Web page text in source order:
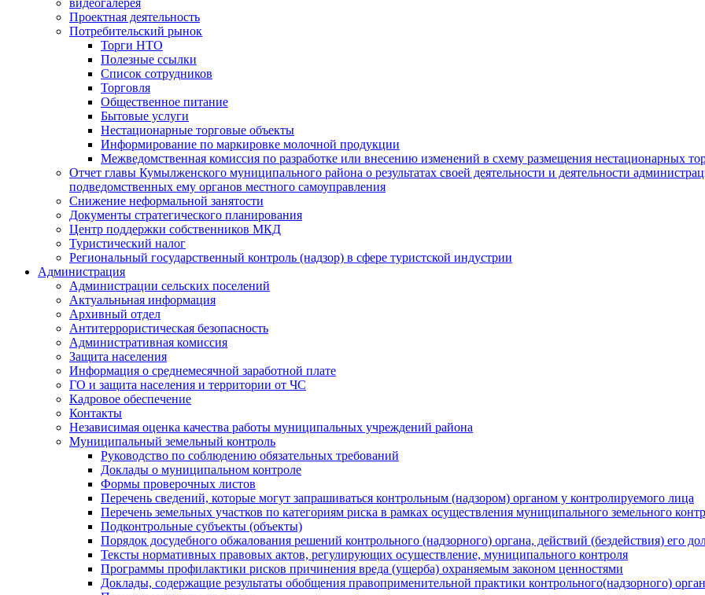
видеогалерея
Проектная деятельность
Потребительский рынок
Торги НТО
Полезные ссылки
Список сотрудников
Торговля
Общественное питание
Бытовые услуги
Нестационарные торговые объекты
Информирование по маркировке молочной продукции
Межведомственная комиссия по разработке или внесению изменений в схему размещения нестационарных
Отчет главы Кумылженского муниципального района о результатах своей деятельности и деятельности
подведомственных ему органов местного самоуправления
Снижение неформальной занятости
Документы стратегического планирования
Центр поддержки собственников МКД
Туристический налог
Региональный государственный контроль (надзор) в сфере туристской индустрии
Администрация
Администрации сельских поселений
Актуальньная информация
Архивный отдел
Антитеррористическая безопасность
Административная комиссия
Защита населения
Информация о среднемесячной заработной плате
ГО и защита населения и территории от ЧС
Кадровое обеспечение
Контакты
Независимая оценка качества работы муниципальных учреждений района
Муниципальный земельный контроль
Руководство по соблюдению обязательных требований
Доклады о муниципальном контроле
Формы проверочных листов
Перечень сведений, которые могут запрашиваться контрольным (надзором) органом у контролируемого лица
Перечень земельных участков по категориям риска в рамках осуществления муниципального земельного
Подконтрольные субъекты (объекты)
Порядок досудебного обжалования решений контрольного (надзорного) органа, действий (бездействия) его
Тексты нормативных правовых актов, регулирующих осуществление, муниципального контроля
Программы профилактики рисков причинения вреда (ущерба) охраняемым законом ценностями
Доклады, содержащие результаты обобщения правоприменительной практики контрольного(надзорного)